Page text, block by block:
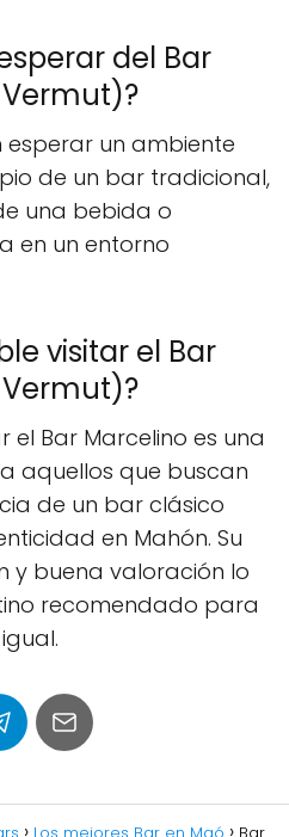
del Bar
esperar un ambiente
de un bar tradicional,
una bebida o
en un entorno
visitar el Bar
el Bar Marcelino es una
aquellos que buscan
de un bar clásico
en Mahón. Su
y buena valoración lo
recomendado para
Los mejores Bar en Maó Bar